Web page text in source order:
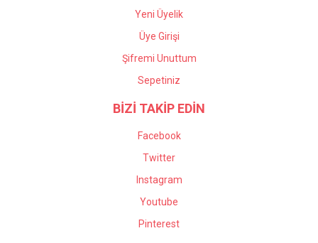
Yeni Üyelik
Üye Girişi
Şifremi Unuttum
Sepetiniz
BİZİ TAKİP EDİN
Facebook
Twitter
Instagram
Youtube
Pinterest